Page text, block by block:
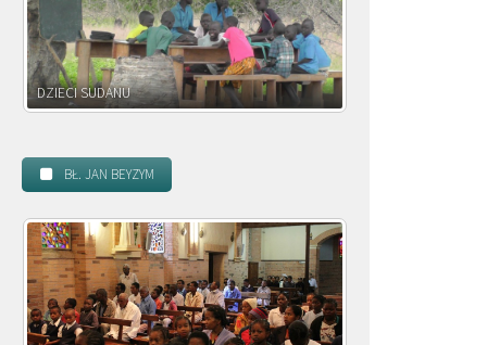
DZIECI ZAMBII
BŁ. JAN BEYZYM